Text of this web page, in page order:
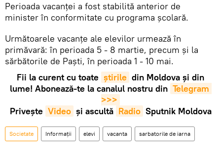
Perioada vacanței a fost stabilită anterior de
minister în conformitate cu programa școlară.
Următoarele vacanțe ale elevilor urmează în
primăvară: în perioada 5 - 8 martie, precum și la
sărbătorile de Paști, în perioada 1 - 10 mai.
Fii la curent cu toate știrile din Moldova și din
lume! Abonează-te la canalul nostru din Telegram
>>>
Privește Video și ascultă Radio Sputnik Moldova
Societate Informații elevi vacanta sarbatorile de iarna